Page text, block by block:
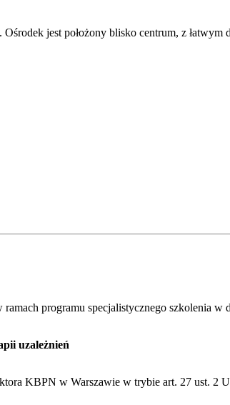
jest położony blisko centrum, z łatwym
programu specjalistycznego szkolenia
uzależnień
KBPN w Warszawie w trybie art. 27 ust. 2